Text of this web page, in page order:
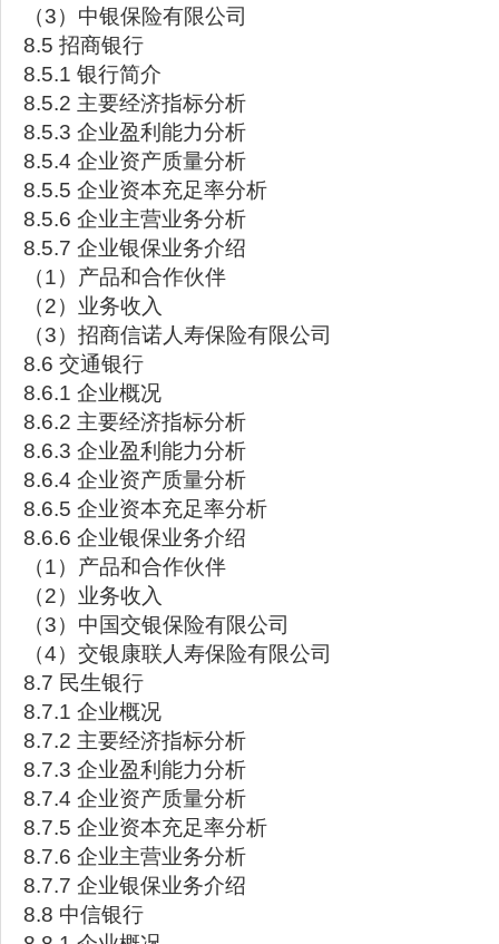
（3）中银保险有限公司
8.5 招商银行
8.5.1 银行简介
8.5.2 主要经济指标分析
8.5.3 企业盈利能力分析
8.5.4 企业资产质量分析
8.5.5 企业资本充足率分析
8.5.6 企业主营业务分析
8.5.7 企业银保业务介绍
（1）产品和合作伙伴
（2）业务收入
（3）招商信诺人寿保险有限公司
8.6 交通银行
8.6.1 企业概况
8.6.2 主要经济指标分析
8.6.3 企业盈利能力分析
8.6.4 企业资产质量分析
8.6.5 企业资本充足率分析
8.6.6 企业银保业务介绍
（1）产品和合作伙伴
（2）业务收入
（3）中国交银保险有限公司
（4）交银康联人寿保险有限公司
8.7 民生银行
8.7.1 企业概况
8.7.2 主要经济指标分析
8.7.3 企业盈利能力分析
8.7.4 企业资产质量分析
8.7.5 企业资本充足率分析
8.7.6 企业主营业务分析
8.7.7 企业银保业务介绍
8.8 中信银行